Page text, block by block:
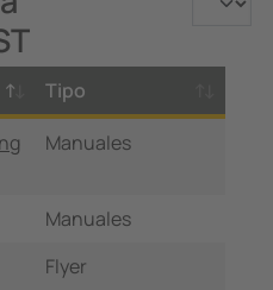
Tipo
Manuales
Manuales
Flyer